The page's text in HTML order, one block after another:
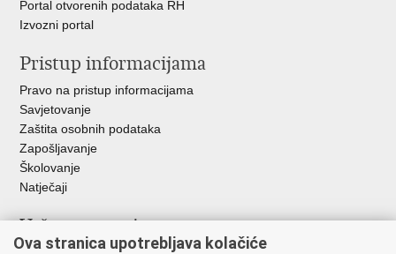
Portal otvorenih podataka RH
Izvozni portal
Pristup informacijama
Pravo na pristup informacijama
Savjetovanje
Zaštita osobnih podataka
Zapošljavanje
Školovanje
Natječaji
Važne poveznice
Ova stranica upotrebljava kolačiće